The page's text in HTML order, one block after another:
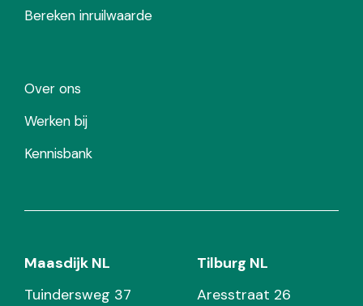
Bereken inruilwaarde
Over ons
Werken bij
Kennisbank
Maasdijk NL
Tuindersweg 37
Tilburg NL
Aresstraat 26